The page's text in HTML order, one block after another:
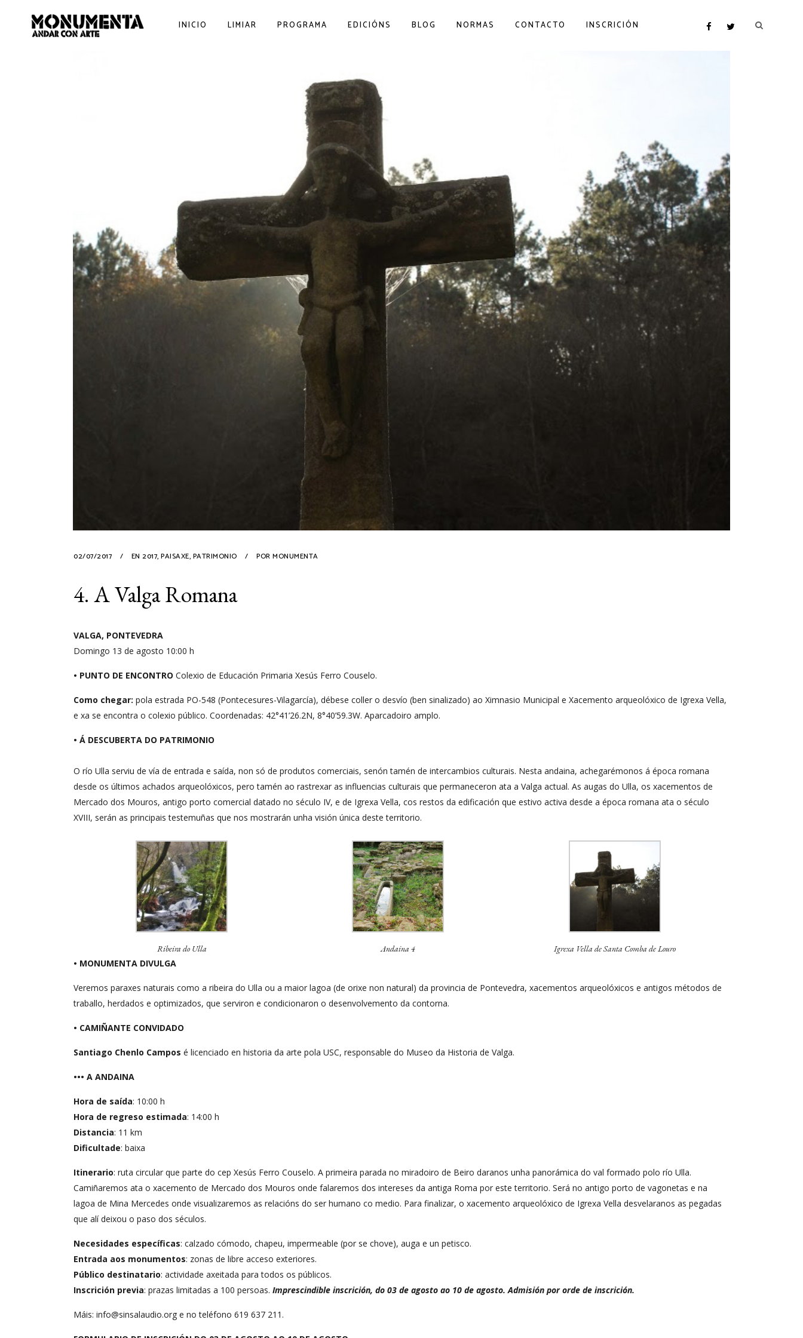
INICIO LIMIAR PROGRAMA EDICIÓNS BLOG NORMAS CONTACTO INSCRICIÓN
02/07/2017 EN 2017, PAISAXE, PATRIMONIO POR MONUMENTA
4. A Valga Romana
VALGA, PONTEVEDRA
Domingo 13 de agosto 10:00 h
• PUNTO DE ENCONTRO Colexio de Educación Primaria Xesús Ferro Couselo.
Como chegar: pola estrada PO-548 (Pontecesures-Vilagarcía), débese coller o desvío (ben sinalizado) ao Ximnasio Municipal e Xacemento arqueolóxico de Igrexa Vella,
e xa se encontra o colexio público. Coordenadas: 42°41’26.2N, 8°40’59.3W. Aparcadoiro amplo.
• Á DESCUBERTA DO PATRIMONIO
O río Ulla serviu de vía de entrada e saída, non só de produtos comerciais, senón tamén de intercambios culturais. Nesta andaina, achegarémonos á época romana
desde os últimos achados arqueolóxicos, pero tamén ao rastrexar as influencias culturais que permaneceron ata a Valga actual. As augas do Ulla, os xacementos de
Mercado dos Mouros, antigo porto comercial datado no século IV, e de Igrexa Vella, cos restos da edificación que estivo activa desde a época romana ata o século
XVIII, serán as principais testemuñas que nos mostrarán unha visión única deste territorio.
Ribeira do Ulla Andaina 4 Igrexa Vella de Santa Comba de Louro
• MONUMENTA DIVULGA
Veremos paraxes naturais como a ribeira do Ulla ou a maior lagoa (de orixe non natural) da provincia de Pontevedra, xacementos arqueolóxicos e antigos métodos de
traballo, herdados e optimizados, que serviron e condicionaron o desenvolvemento da contorna.
• CAMIÑANTE CONVIDADO
Santiago Chenlo Campos é licenciado en historia da arte pola USC, responsable do Museo da Historia de Valga.
••• A ANDAINA
Hora de saída: 10:00 h
Hora de regreso estimada: 14:00 h
Distancia: 11 km
Dificultade: baixa
Itinerario: ruta circular que parte do cep Xesús Ferro Couselo. A primeira parada no miradoiro de Beiro daranos unha panorámica do val formado polo río Ulla.
Camiñaremos ata o xacemento de Mercado dos Mouros onde falaremos dos intereses da antiga Roma por este territorio. Será no antigo porto de vagonetas e na
lagoa de Mina Mercedes onde visualizaremos as relacións do ser humano co medio. Para finalizar, o xacemento arqueolóxico de Igrexa Vella desvelaranos as pegadas
que alí deixou o paso dos séculos.
Necesidades específicas: calzado cómodo, chapeu, impermeable (por se chove), auga e un petisco.
Entrada aos monumentos: zonas de libre acceso exteriores.
Público destinatario: actividade axeitada para todos os públicos.
Inscrición previa: prazas limitadas a 100 persoas. Imprescindible inscrición, do 03 de agosto ao 10 de agosto. Admisión por orde de inscrición.
Máis: info@sinsalaudio.org e no teléfono 619 637 211.